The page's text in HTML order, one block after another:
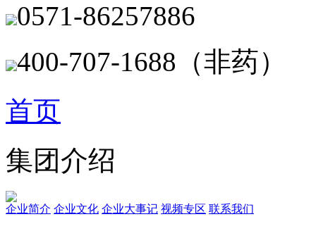
0571-86257886
400-707-1688（非药）
首页
集团介绍
企业简介 企业文化 企业⼤事记 视频专区 联系我们